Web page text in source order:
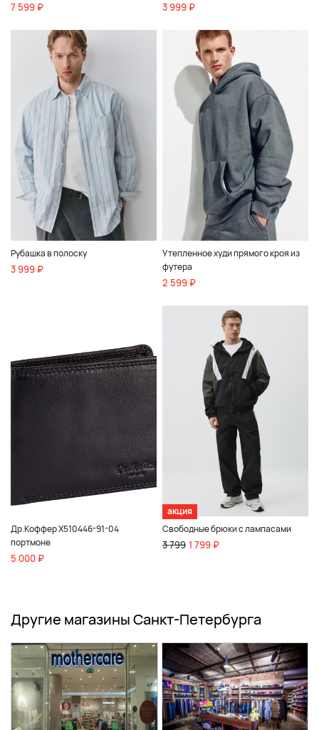
7 599 ₽ 3 999 ₽
Рубашка в полоску
3 999 ₽
Утепленное худи прямого кроя из
футера
2 599 ₽
Др.Коффер X510446-91-04
портмоне
5 000 ₽
акция
Свободные брюки с лампасами
3 799 1 799 ₽
Другие магазины Санкт-Петербурга